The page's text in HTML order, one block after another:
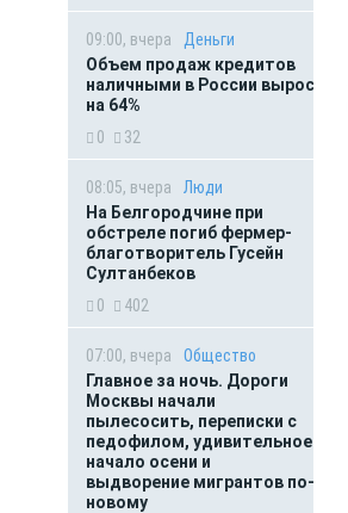
09:00, вчера
Деньги
Объем продаж кредитов
наличными в России вырос
на 64%
0
32
08:05, вчера
Люди
На Белгородчине при
обстреле погиб фермер-
благотворитель Гусейн
Султанбеков
0
402
07:00, вчера
Общество
Главное за ночь. Дороги
Москвы начали
пылесосить, переписки с
педофилом, удивительное
начало осени и
выдворение мигрантов по-
новому